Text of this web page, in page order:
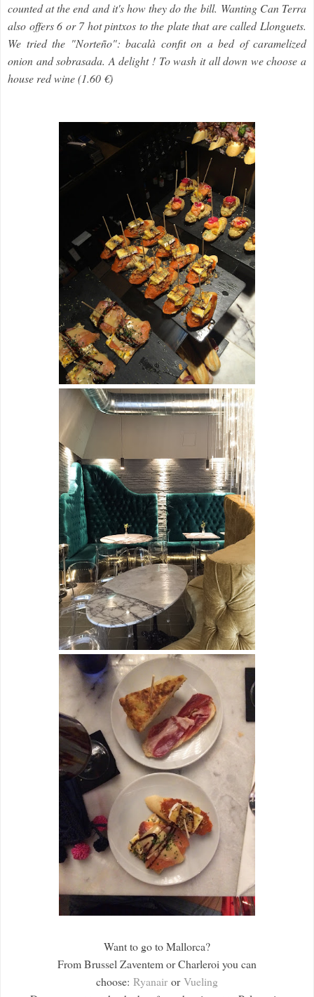
counted at the end and it's how they do the bill. Wanting Can Terra
also offers 6 or 7 hot pintxos to the plate that are called Llonguets.
We tried the "Norteño": bacalà confit on a bed of caramelized
onion and sobrasada. A delight ! To wash it all down we choose a
house red wine (1.60 €)
Want to go to Mallorca?
From Brussel Zaventem or Charleroi you can
choose: Ryanair orVueling